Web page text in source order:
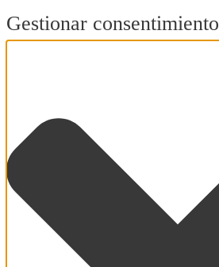
Gestionar consentimiento